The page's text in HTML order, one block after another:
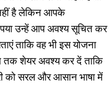
है लेकिन आपके
उन्हें आप अवश्य सूचित कर
ताकि वह भी इस योजना
तक शेयर अवश्य कर दें ताकि
को सरल और आसान भाषा में